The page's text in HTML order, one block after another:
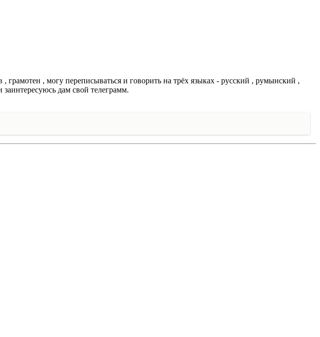
, могу переписываться и говорить на трёх языках - русский , румынский ,
дам свой телеграмм.